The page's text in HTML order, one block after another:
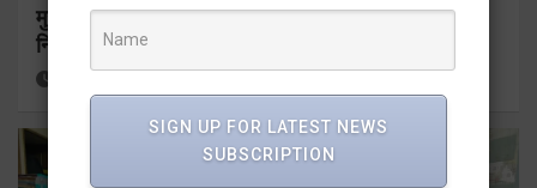
मुख्यमंत्री धामी ने उत्तराखंड क्रीड़ा विश्वविद्यालय गौलापार के
निर्माण कार्यों की समीक्षा की
SIGN UP FOR LATEST NEWS
SUBSCRIPTION